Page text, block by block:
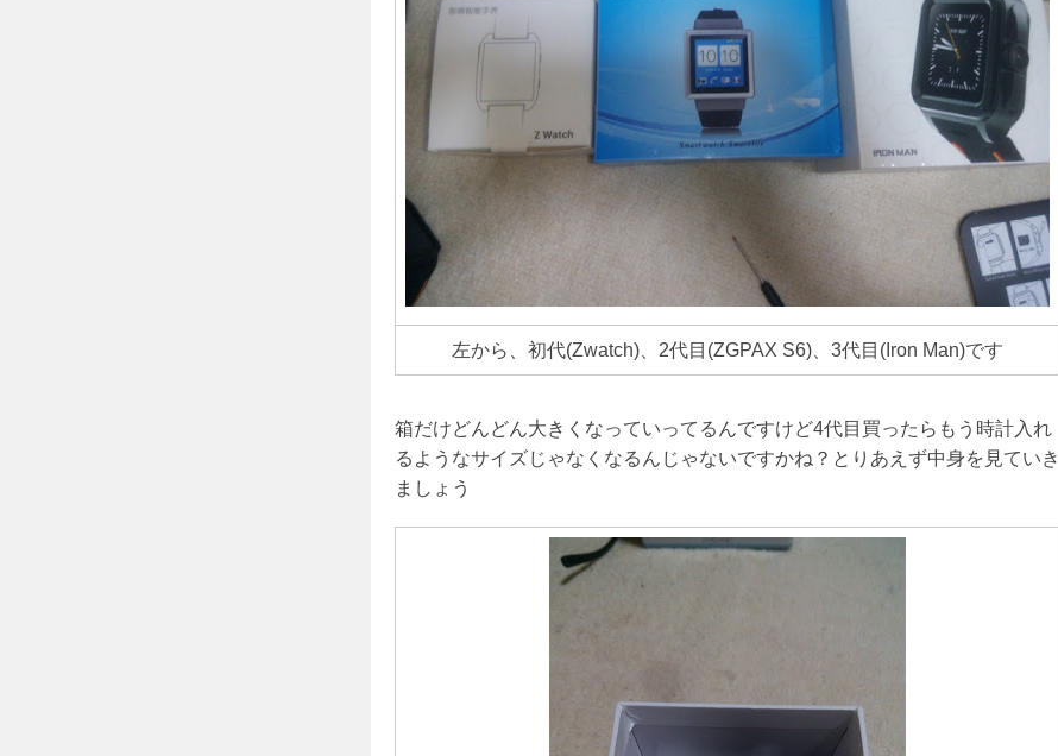
左から、初代(Zwatch)、2代目(ZGPAX S6)、3代目(Iron Man)です
箱だけどんどん大きくなっていってるんですけど4代目買ったらもう時計入れ
るようなサイズじゃなくなるんじゃないですかね？とりあえず中身を見ていき
ましょう